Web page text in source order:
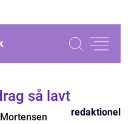
så lavt
redaktionel